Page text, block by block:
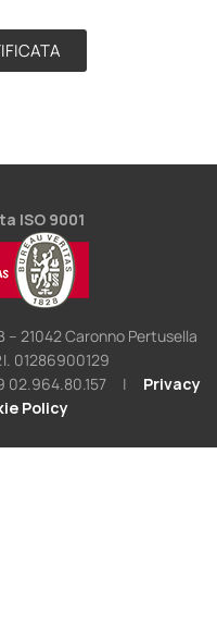
ISO 9001
– 21042 Caronno Pertusella
01286900129
02.964.80.157 |
Privacy
Policy